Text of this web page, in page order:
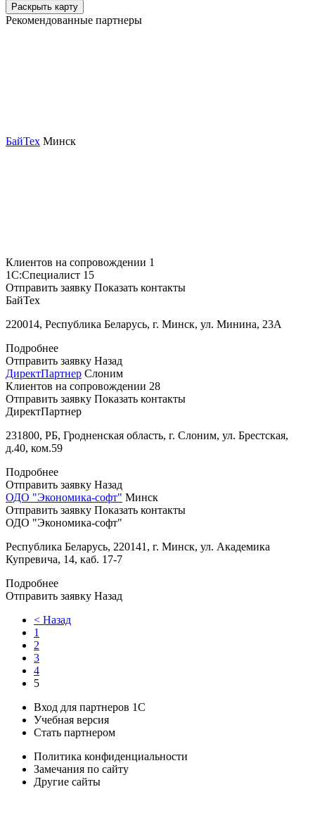
Раскрыть карту
Рекомендованные партнеры
БайТех Минск
Клиентов на сопровождении 1
1С:Специалист 15
Отправить заявку Показать контакты
БайТех
220014, Республика Беларусь, г. Минск, ул. Минина, 23А
Подробнее
Отправить заявку Назад
ДиректПартнер Слоним
Клиентов на сопровождении 28
Отправить заявку Показать контакты
ДиректПартнер
231800, РБ, Гродненская область, г. Слоним, ул. Брестская,
д.40, ком.59
Подробнее
Отправить заявку Назад
ОДО "Экономика-софт" Минск
Отправить заявку Показать контакты
ОДО "Экономика-софт"
Республика Беларусь, 220141, г. Минск, ул. Академика
Купревича, 14, каб. 17-7
Подробнее
Отправить заявку Назад
< Назад
1
2
3
4
5
Вход для партнеров 1С
Учебная версия
Стать партнером
Политика конфиденциальности
Замечания по сайту
Другие сайты